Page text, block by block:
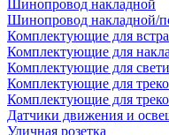
Шинопровод накладной
Шинопровод накладной/
Комплектующие для
Комплектующие для
Комплектующие для
Комплектующие для
Комплектующие для
Датчики движения и
Уличная розетка